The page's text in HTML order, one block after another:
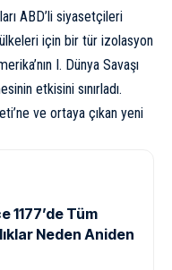
ABD’li siyasetçileri
için bir tür izolasyon
I. Dünya Savaşı
etkisini sınırladı.
ve ortaya çıkan yeni
1177’de Tüm
Neden Aniden